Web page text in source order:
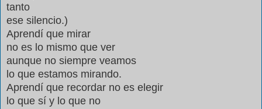
tanto
ese silencio.)
Aprendí que mirar
no es lo mismo que ver
aunque no siempre veamos
lo que estamos mirando.
Aprendí que recordar no es elegir
lo que sí y lo que no